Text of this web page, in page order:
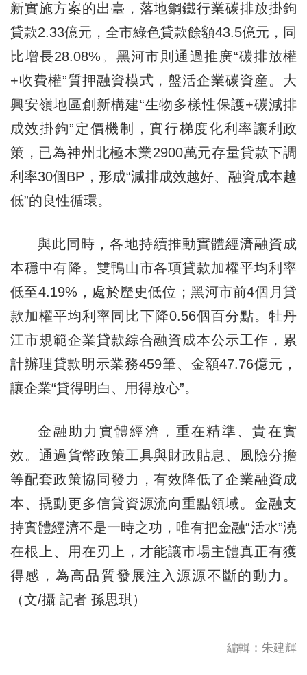
新實施方案的出臺，落地鋼鐵行業碳排放掛鉤
貸款2.33億元，全市綠色貸款餘額43.5億元，同
比增長28.08%。黑河市則通過推廣“碳排放權
+收費權”質押融資模式，盤活企業碳資産。大
興安嶺地區創新構建“生物多樣性保護+碳減排
成效掛鉤”定價機制，實行梯度化利率讓利政
策，已為神州北極木業2900萬元存量貸款下調
利率30個BP，形成“減排成效越好、融資成本越
低”的良性循環。
與此同時，各地持續推動實體經濟融資成
本穩中有降。雙鴨山市各項貸款加權平均利率
低至4.19%，處於歷史低位；黑河市前4個月貸
款加權平均利率同比下降0.56個百分點。牡丹
江市規範企業貸款綜合融資成本公示工作，累
計辦理貸款明示業務459筆、金額47.76億元，
讓企業“貸得明白、用得放心”。
金融助力實體經濟，重在精準、貴在實
效。通過貨幣政策工具與財政貼息、風險分擔
等配套政策協同發力，有效降低了企業融資成
本、撬動更多信貸資源流向重點領域。金融支
持實體經濟不是一時之功，唯有把金融“活水”澆
在根上、用在刃上，才能讓市場主體真正有獲
得感，為高品質發展注入源源不斷的動力。
（文/攝 記者 孫思琪）
編輯：朱建輝